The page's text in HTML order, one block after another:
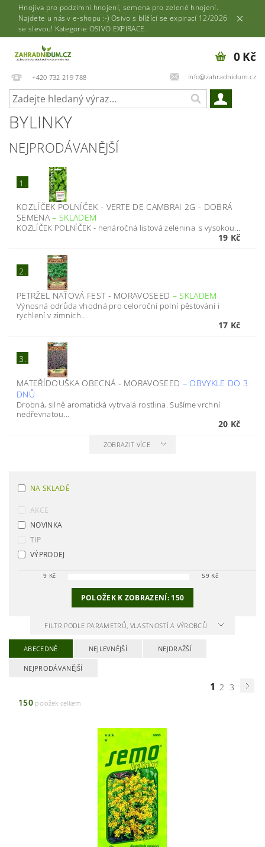
Hnojiva pro podzimní hnojení, semena pro zelené hnojení.
Najdete u nás v e-shopu :-) Osivo s blížící se expirací 12/2026
se slevou! Kategorie OSIVO EXPIRACE.
+420 732 219 788 info@zahradnidum.cz
0 Kč
BYLINKY
NEJPRODÁVANĚJŠÍ
1.
KOZLÍČEK POLNÍČEK - VERTE DE CAMBRAI 2G - DOBRÁ
SEMENA– SKLADEM
KOZLÍČEK POLNÍČEK - nenáročná listová zelenina s vysokou...
19 Kč
2.
PETRŽEL NAŤOVÁ FEST - MORAVOSEED – SKLADEM
Výnosná odrůda vhodná pro celoroční polní pěstování i
rychlení v zimních...
17 Kč
3.
MATEŘÍDOUŠKA OBECNÁ - MORAVOSEED – OBVYKLE DO 3
DNŮ
Drobná, silně aromatická vytrvalá rostlina. Sušíme vrchní
nedřevnatou...
20 Kč
ZOBRAZIT VÍCE
NA SKLADĚ
AKCE
NOVINKA
TIP
VÝPRODEJ
9 Kč 59Kč
POLOŽEK K ZOBRAZENÍ: 150
FILTR PODLE PARAMETRŮ, VLASTNOSTÍ A VÝROBCŮ
ABECEDNĚ NEJLEVNĚJŠÍ NEJDRAŽŠÍ
NEJPRODÁVANĚJŠÍ
1 2 3
150položek celkem